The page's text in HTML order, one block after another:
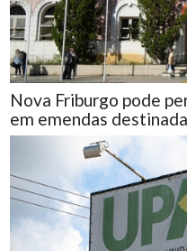
Nova Friburgo pode
em emendas